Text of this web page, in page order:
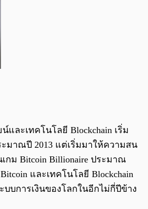
และเทคโนโลยี Blockchain เริ่ม
มาณปี 2013 แต่เริ่มมาให้ความสน
กม Bitcoin Billionaire ประมาณ
และเทคโนโลยี Blockchain
บบการเงินของโลกในอีกไม่กี่ปีข้าง